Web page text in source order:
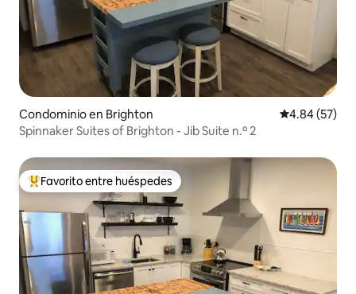
Condominio en Brighton Calificación
4.84 (57)
Spinnaker Suites of Brighton - Jib Suite n.º 2
De los mejores en Favorito entre huéspedes
Favorito entre huéspedes